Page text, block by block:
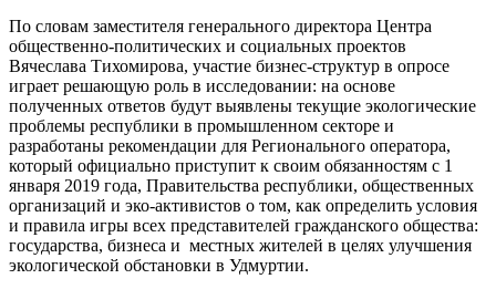
По словам заместителя генерального директора Центра
общественно-политических и социальных проектов
Вячеслава Тихомирова, участие бизнес-структур в опросе
играет решающую роль в исследовании: на основе
полученных ответов будут выявлены текущие экологические
проблемы республики в промышленном секторе и
разработаны рекомендации для Регионального оператора,
который официально приступит к своим обязанностям с 1
января 2019 года, Правительства республики, общественных
организаций и эко-активистов о том, как определить условия
и правила игры всех представителей гражданского общества:
государства, бизнеса и местных жителей в целях улучшения
экологической обстановки в Удмуртии.